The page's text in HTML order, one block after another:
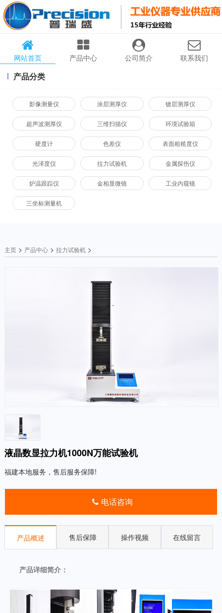
网站首页 产品中心 公司简介 联系我们
产品分类
影像测量仪 涂层测厚仪 镀层测厚仪
超声波测厚仪 三维扫描仪 环境试验箱
硬度计 色差仪 表面粗糙度仪
光泽度仪 拉力试验机 金属探伤仪
炉温跟踪仪 金相显微镜 工业内窥镜
三坐标测量机
主页> 产品中心> 拉力试验机>
液晶数显拉力机1000N万能试验机
福建本地服务，售后服务保障!
电话咨询
产品概述 售后保障 操作视频 在线留言
产品详细简介：